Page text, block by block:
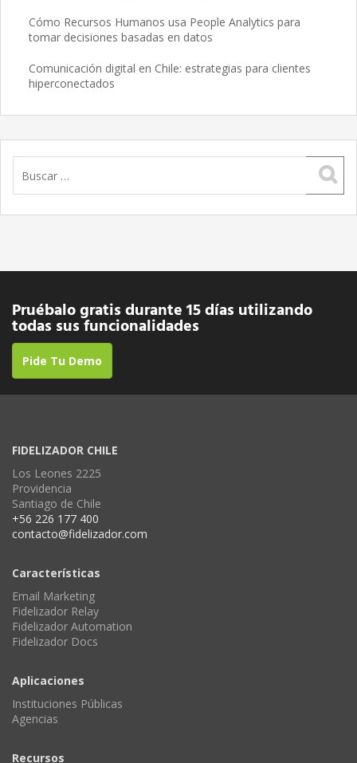
Cómo Recursos Humanos usa People Analytics para
tomar decisiones basadas en datos
Comunicación digital en Chile: estrategias para clientes
hiperconectados
Pruébalo gratis durante 15 días utilizando
todas sus funcionalidades
Pide Tu Demo
FIDELIZADOR CHILE
Los Leones 2225
Providencia
Santiago de Chile
+56 226 177 400
contacto@fidelizador.com
Características
Email Marketing
Fidelizador Relay
Fidelizador Automation
Fidelizador Docs
Aplicaciones
Instituciones Públicas
Agencias
Recursos